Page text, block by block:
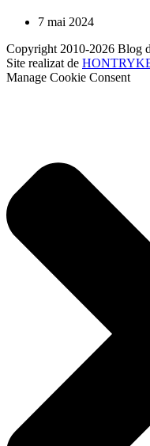
7 mai 2024
Copyright 2010-2026 Blog
Site realizat de
Manage Cookie Consent